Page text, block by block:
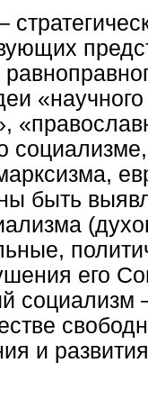
быть
его
социализм
и